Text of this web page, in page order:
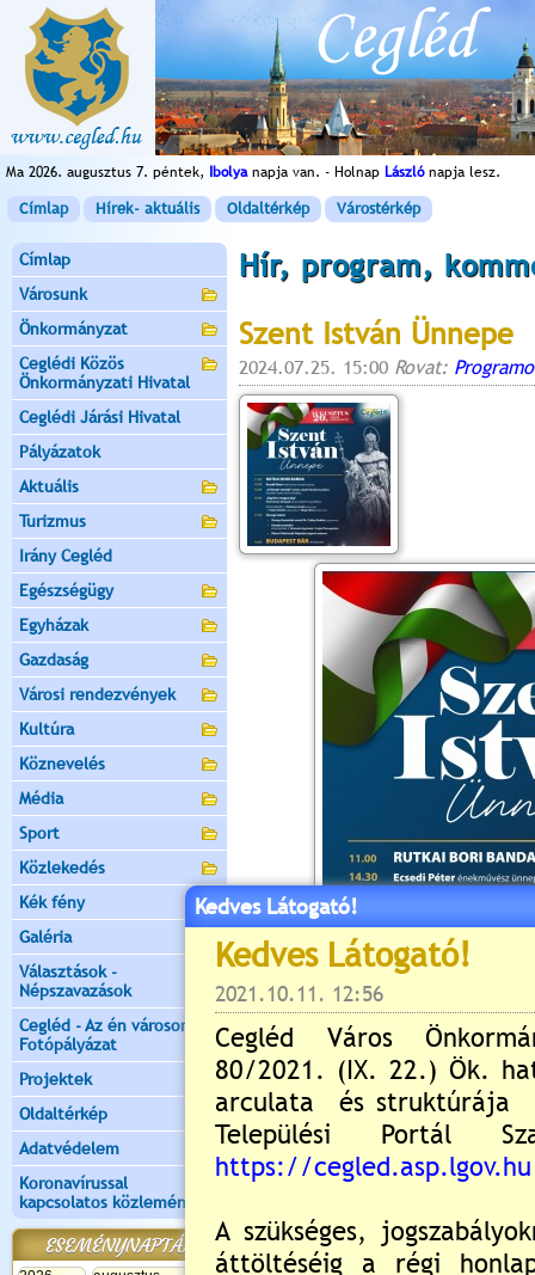
Ma 2026. augusztus 7. péntek, Ibolyanapja van. - Holnap Lászlónapja lesz.
Címlap Hírek- aktuális Oldaltérkép Várostérkép
Címlap
Városunk
Önkormányzat
Ceglédi Közös
Önkormányzati Hivatal
Ceglédi Járási Hivatal
Pályázatok
Aktuális
Turizmus
Irány Cegléd
Egészségügy
Egyházak
Gazdaság
Városi rendezvények
Kultúra
Köznevelés
Média
Sport
Közlekedés
Kék fény
Galéria
Választások -
Népszavazások
Cegléd - Az én városom -
Fotópályázat
Projektek
Oldaltérkép
Adatvédelem
Koronavírussal
kapcsolatos közlemények
ESEMÉNYNAPTÁR
Hír, program,
Szent István Ünnepe
2024.07.25. 15:00 Rovat:
Kedves Látogató!